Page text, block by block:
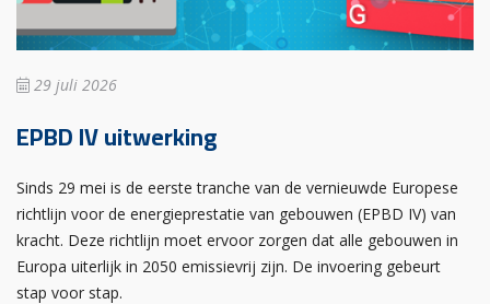
29 juli 2026
EPBD IV uitwerking
Sinds 29 mei is de eerste tranche van de vernieuwde Europese
richtlijn voor de energieprestatie van gebouwen (EPBD IV) van
kracht. Deze richtlijn moet ervoor zorgen dat alle gebouwen in
Europa uiterlijk in 2050 emissievrij zijn. De invoering gebeurt
stap voor stap.